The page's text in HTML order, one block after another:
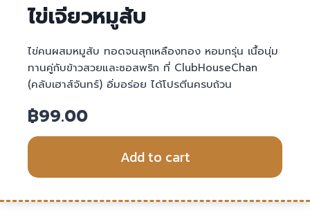
ไข่เจียวหมูสับ
ไข่คนผสมหมูสับ ทอดจนสุกเหลืองทอง หอมกรุ่น เนื้อนุ่ม
ทานคู่กับข้าวสวยและซอสพริก ที่ ClubHouseChan
(คลับเฮาส์จันทร์) อิ่มอร่อย ได้โปรตีนครบถ้วน
฿99.00
Add to cart